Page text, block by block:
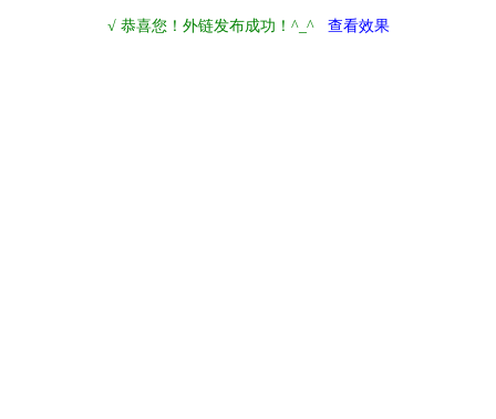
√ 恭喜您！外链发布成功！^_^ 查看效果